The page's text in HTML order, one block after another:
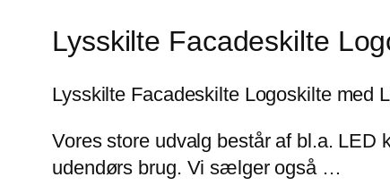
Lysskilte Facadeskilte
Lysskilte Facadeskilte Logoskilte med
Vores store udvalg består af bl.a. LED
udendørs brug. Vi sælger også …